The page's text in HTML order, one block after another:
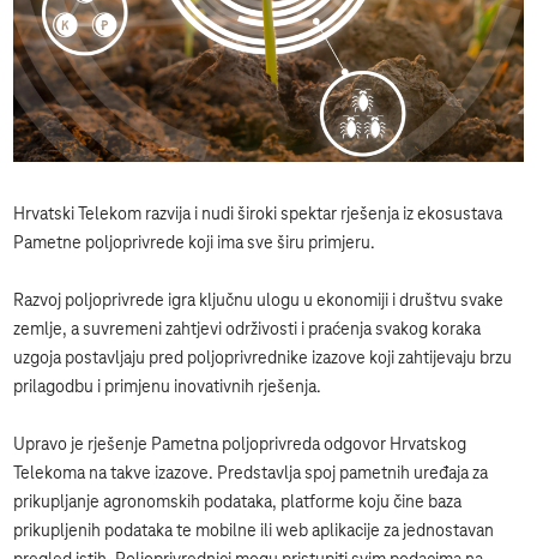
Hrvatski Telekom razvija i nudi široki spektar rješenja iz ekosustava
Pametne poljoprivrede koji ima sve širu primjeru.
Razvoj poljoprivrede igra ključnu ulogu u ekonomiji i društvu svake
zemlje, a suvremeni zahtjevi održivosti i praćenja svakog koraka
uzgoja postavljaju pred poljoprivrednike izazove koji zahtijevaju brzu
prilagodbu i primjenu inovativnih rješenja.
Upravo je rješenje Pametna poljoprivreda odgovor Hrvatskog
Telekoma na takve izazove. Predstavlja spoj pametnih uređaja za
prikupljanje agronomskih podataka, platforme koju čine baza
prikupljenih podataka te mobilne ili web aplikacije za jednostavan